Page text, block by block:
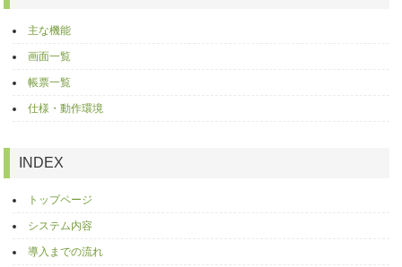
主な機能
画面一覧
帳票一覧
仕様・動作環境
INDEX
トップページ
システム内容
導入までの流れ